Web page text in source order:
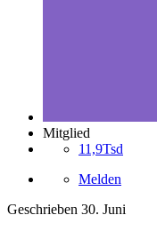
Mitglied
11,9Tsd
Melden
Geschrieben 30. Juni